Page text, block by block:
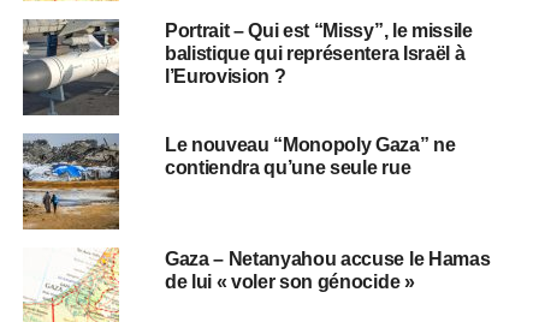
Portrait – Qui est “Missy”, le missile
balistique qui représentera Israël à
l’Eurovision ?
Le nouveau “Monopoly Gaza” ne
contiendra qu’une seule rue
Gaza – Netanyahou accuse le Hamas
de lui « voler son génocide »